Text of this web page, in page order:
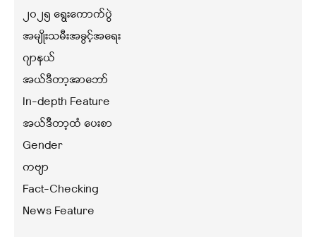
၂၀၂၅ ရွေးကောက်ပွဲ
အမျိုးသမီးအခွင့်အရေး
ဂျာနယ်
အယ်ဒီတာ့အာဘော်
In-depth Feature
အယ်ဒီတာ့ထံ ပေးစာ
Gender
ကဗျာ
Fact-Checking
News Feature